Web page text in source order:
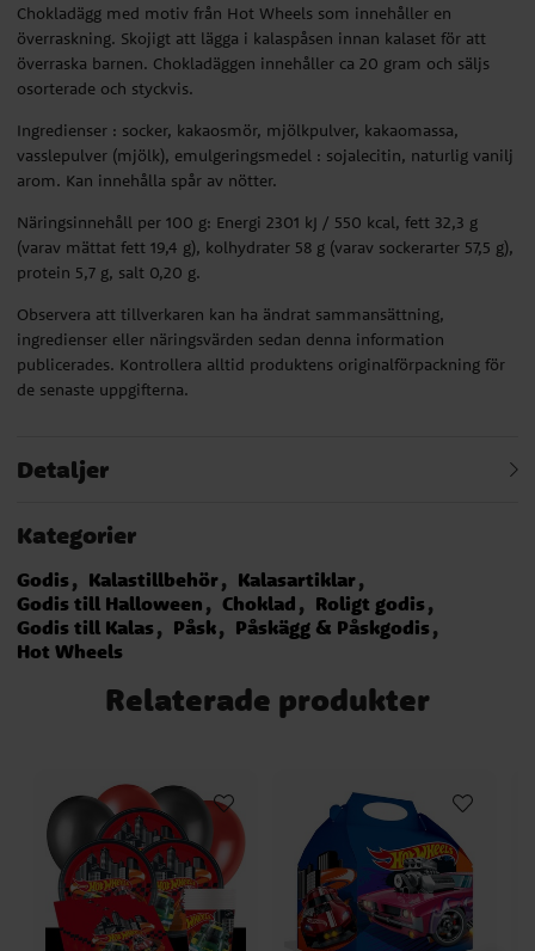
Chokladägg med motiv från Hot Wheels som innehåller en
överraskning. Skojigt att lägga i kalaspåsen innan kalaset för att
överraska barnen. Chokladäggen innehåller ca 20 gram och säljs
osorterade och styckvis.
Ingredienser : socker, kakaosmör, mjölkpulver, kakaomassa,
vasslepulver (mjölk), emulgeringsmedel : sojalecitin, naturlig vanilj
arom. Kan innehålla spår av nötter.
Näringsinnehåll per 100 g: Energi 2301 kJ / 550 kcal, fett 32,3 g
(varav mättat fett 19,4 g), kolhydrater 58 g (varav sockerarter 57,5 g),
protein 5,7 g, salt 0,20 g.
Observera att tillverkaren kan ha ändrat sammansättning,
ingredienser eller näringsvärden sedan denna information
publicerades. Kontrollera alltid produktens originalförpackning för
de senaste uppgifterna.
Detaljer
Kategorier
Godis Kalastillbehör
Kalasartiklar
Godis till Halloween
Choklad
Roligt godis
Godis till Kalas
Påsk
Påskägg & Påskgodis
Hot Wheels
Relaterade produkter